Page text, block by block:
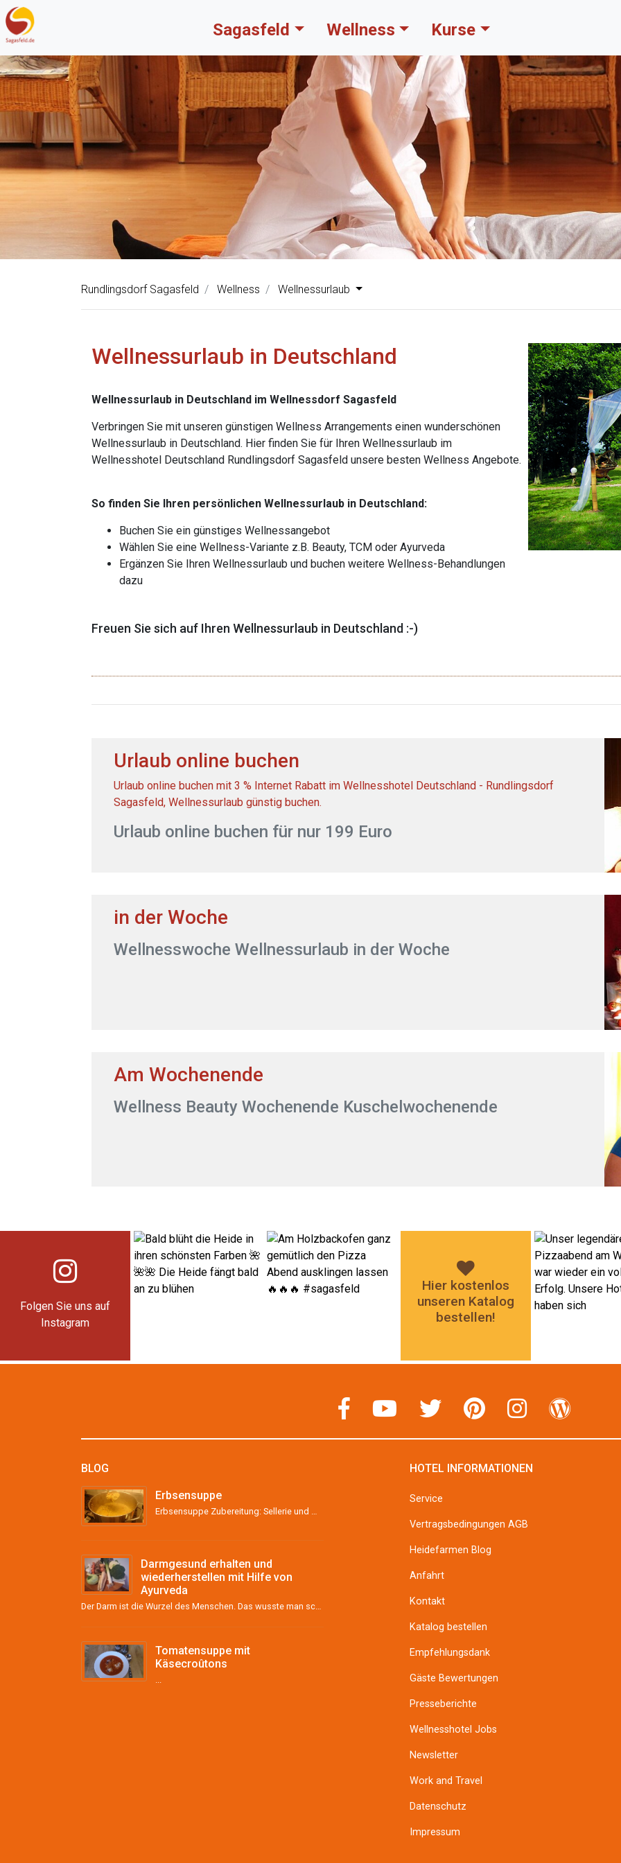
Sagasfeld Wellness Kurse
Rundlingsdorf Sagasfeld Wellness Wellnessurlaub
Wellnessurlaub in Deutschland
Wellnessurlaub in Deutschland im Wellnessdorf Sagasfeld
Verbringen Sie mit unseren günstigen Wellness Arrangements einen wunderschönen
Wellnessurlaub in Deutschland. Hier finden Sie für Ihren Wellnessurlaub im
Wellnesshotel Deutschland Rundlingsdorf Sagasfeld unsere besten Wellness Angebote.
So finden Sie Ihren persönlichen Wellnessurlaub in Deutschland:
Buchen Sie ein günstiges Wellnessangebot
Wählen Sie eine Wellness-Variante z.B. Beauty, TCM oder Ayurveda
Ergänzen Sie Ihren Wellnessurlaub und buchen weitere Wellness-Behandlungen
dazu
Freuen Sie sich auf Ihren Wellnessurlaub in Deutschland :-)
Urlaub online buchen
Urlaub online buchen mit 3 % Internet Rabatt im Wellnesshotel Deutschland - Rundlingsdorf
Sagasfeld, Wellnessurlaub günstig buchen.
Urlaub online buchen für nur 199 Euro
in der Woche
Wellnesswoche Wellnessurlaub in der Woche
Am Wochenende
Wellness Beauty Wochenende Kuschelwochenende
Folgen Sie uns auf
Instagram
Hier kostenlos
unseren Katalog
bestellen!
BLOG
Erbsensuppe
Erbsensuppe Zubereitung: Sellerie und Möhren schälen, grob stückeln und &#8211; wenn vorhanden &#...
Darmgesund erhalten und
wiederherstellen mit Hilfe von
Ayurveda
Der Darm ist die Wurzel des Menschen. Das wusste man schon im Altertum und vor über 2000 Jahren im ...
Tomatensuppe mit
Käsecroûtons
...
HOTEL INFORMATIONEN
Service
Vertragsbedingungen AGB
Heidefarmen Blog
Anfahrt
Kontakt
Katalog bestellen
Empfehlungsdank
Gäste Bewertungen
Presseberichte
Wellnesshotel Jobs
Newsletter
Work and Travel
Datenschutz
Impressum